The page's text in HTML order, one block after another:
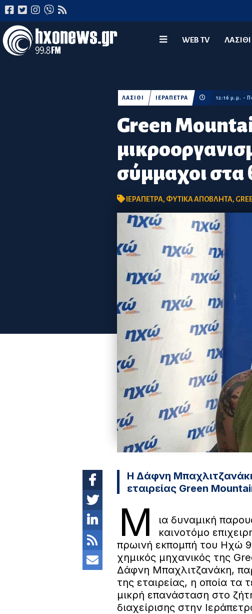
WEB TV ΛΑΣΊΘΙ
Green
σύμμαχοι στα
ΛΑΣΙΘΙ ΙΕΡΑΠΕΤΡΑ 12:16 μ.μ. -
ΙΕΡΑΠΕΤΡΑ, ΦΥΤΙΚΑ ΑΠΟΒΛΗΤΑ,
Η Δάφνη
εταιρείας Green
Μ
ια δυναμική
καινοτόμο
πρωινή εκπομπή του Ηχώ
χημικός μηχανικός της
Δάφνη Μπαχλιτζανάκη,
της εταιρείας, η οποία τα
μικρή επανάσταση στο
διαχείρισης στην